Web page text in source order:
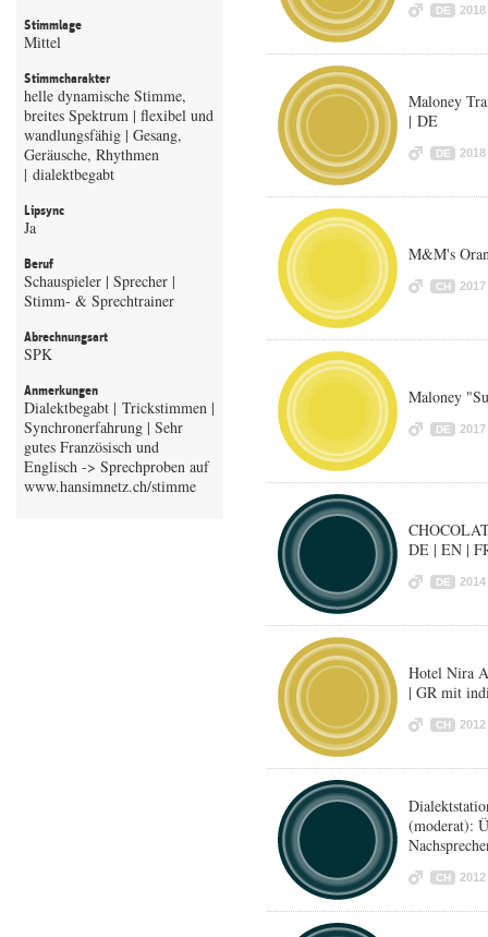
Stimmlage
Mittel
Stimmcharakter
helle dynamische Stimme,
breites Spektrum | flexibel und
wandlungsfähig | Gesang,
Geräusche, Rhythmen
| dialektbegabt
Lipsync
Ja
Beruf
Schauspieler | Sprecher |
Stimm- & Sprechtrainer
Abrechnungsart
SPK
Anmerkungen
Dialektbegabt | Trickstimmen |
Synchronerfahrung | Sehr
gutes Französisch und
Englisch -> Sprechproben auf
DE 2018
Maloney
| DE
DE 2018
M&M's
CH 2017
Maloney
DE 2017
DE | EN |
DE 2014
Hotel Nira
| GR mit
CH 2012
(moderat):
CH 2012